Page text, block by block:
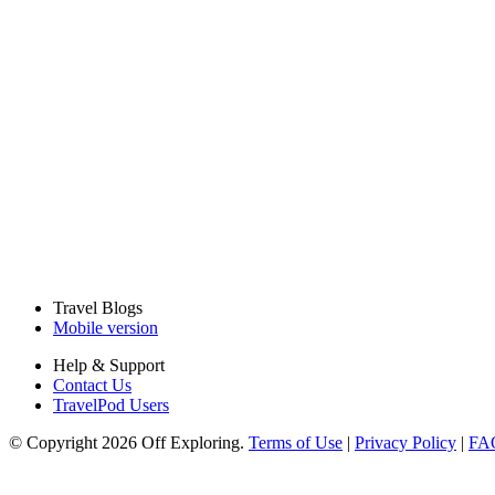
Travel Blogs
Mobile version
Help & Support
Contact Us
TravelPod Users
© Copyright 2026 Off Exploring. Terms of Use | Privacy Policy |